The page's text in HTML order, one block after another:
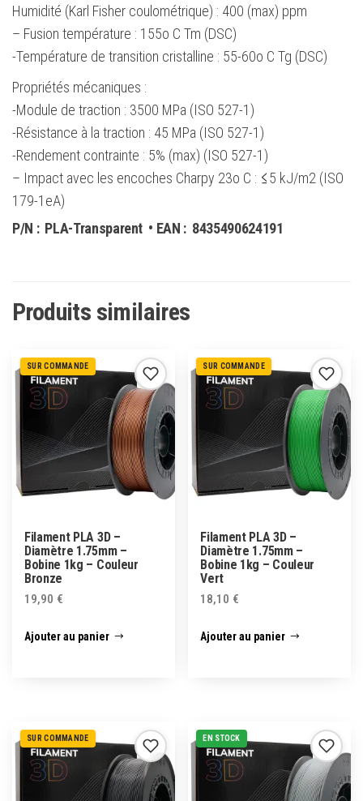
Humidité (Karl Fisher coulométrique) : 400 (max) ppm
– Fusion température : 155o C Tm (DSC)
-Température de transition cristalline : 55-60o C Tg (DSC)
Propriétés mécaniques :
-Module de traction : 3500 MPa (ISO 527-1)
-Résistance à la traction : 45 MPa (ISO 527-1)
-Rendement contrainte : 5% (max) (ISO 527-1)
– Impact avec les encoches Charpy 23o C : ≤5 kJ/m2 (ISO
179-1eA)
P/N : PLA-Transparent • EAN : 8435490624191
Produits similaires
SUR COMMANDE
Filament PLA 3D –
Diamètre 1.75mm –
Bobine 1kg – Couleur
Bronze
19,90 €
Ajouter au panier
SUR COMMANDE
Filament PLA 3D –
Diamètre 1.75mm –
Bobine 1kg – Couleur
Vert
18,10 €
Ajouter au panier
SUR COMMANDE EN STOCK